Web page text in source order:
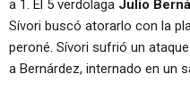
a 1. El 5 verdolaga Julio
Sívori buscó atorarlo con la
peroné. Sívori sufrió un
a Bernárdez, internado en un